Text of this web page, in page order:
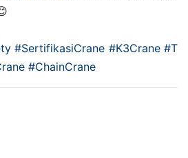
#SertifikasiCrane #K3Crane #T
#ChainCrane